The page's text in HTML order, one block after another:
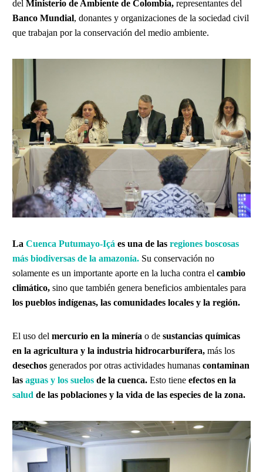
del Ministerio de Ambiente de Colombia, representantes del
Banco Mundial, donantes y organizaciones de la sociedad civil
que trabajan por la conservación del medio ambiente.
La Cuenca Putumayo-Içá es una de las regiones boscosas
más biodiversas de la amazonía. Su conservación no
solamente es un importante aporte en la lucha contra el cambio
climático, sino que también genera beneficios ambientales para
los pueblos indígenas, las comunidades locales y la región.
El uso del mercurio en la minería o de sustancias químicas
en la agricultura y la industria hidrocarburífera, más los
desechos generados por otras actividades humanas contaminan
las aguas y los suelos de la cuenca. Esto tiene efectos en la
salud de las poblaciones y la vida de las especies de la zona.